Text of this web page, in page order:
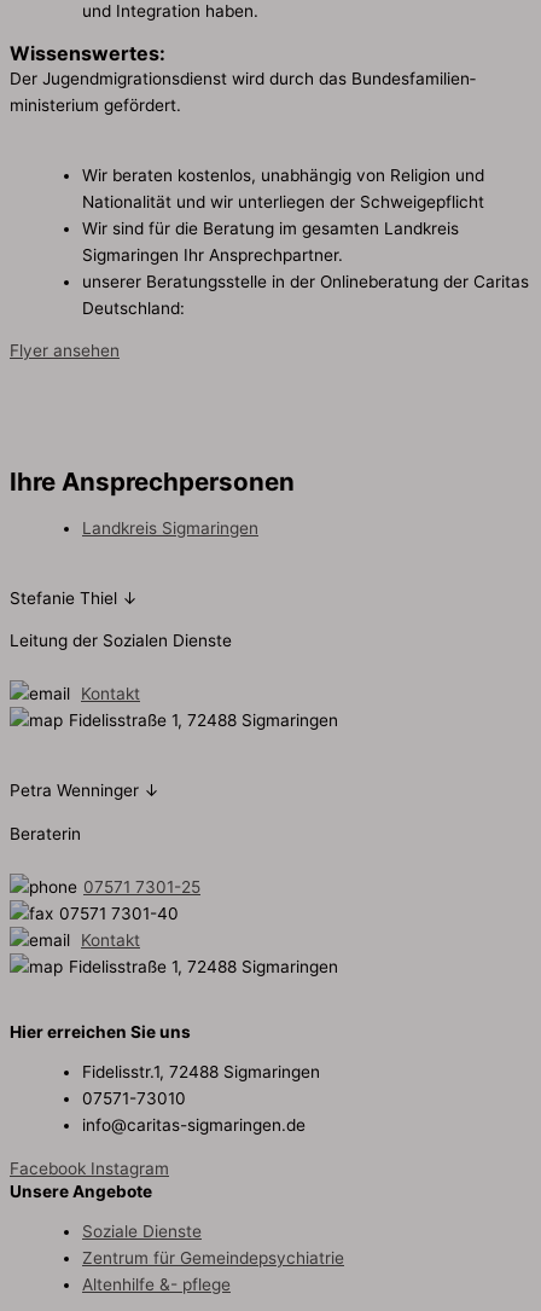
und Integration haben.
Wissenswertes:
Der Jugend­migrations­dienst wird durch das Bundesfamilien­
ministerium gefördert.
Wir beraten kostenlos, unabhängig von Religion und
Nationalität und wir unterliegen der Schweigepflicht
Wir sind für die Beratung im gesamten Landkreis
Sigmaringen Ihr Ansprechpartner.
unserer Beratungsstelle in der Onlineberatung der Caritas
Deutschland:
Flyer ansehen
Ihre Ansprech­personen
Landkreis Sigmaringen
Stefanie Thiel ↓
Leitung der Sozialen Dienste
Kontakt
Fidelisstraße 1, 72488 Sigmaringen
Petra Wenninger ↓
Beraterin
07571 7301-25
07571 7301-40
Kontakt
Fidelisstraße 1, 72488 Sigmaringen
Hier erreichen Sie uns
Fidelisstr.1, 72488 Sigmaringen
07571-73010
info@caritas-sigmaringen.de
Facebook Instagram
Unsere Angebote
Soziale Dienste
Zentrum für Gemeindepsychiatrie
Altenhilfe &- pflege